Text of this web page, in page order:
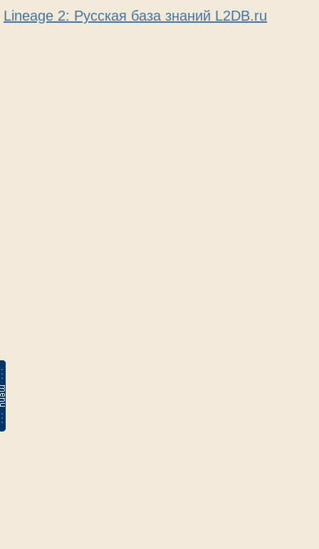
Lineage 2: Русская база знаний L2DB.ru